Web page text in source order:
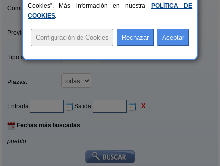
Comunidades:
Provincias/Islas:
Tipo alquiler:
Plazas:
Entrada: Salida: X
Fechas más buscadas
pueblo:
Cookies”. Más información en nuestra
POLÍTICA DE
COOKIES.